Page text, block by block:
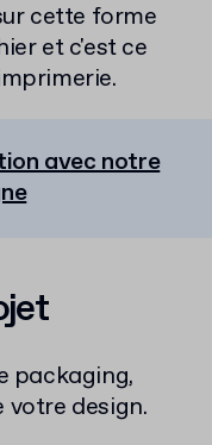
cette forme
et c'est ce
avec notre
packaging,
votre design.